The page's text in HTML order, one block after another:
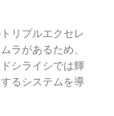
リプルエクセレ
ラがあるため、
シライシでは輝
るシステムを導